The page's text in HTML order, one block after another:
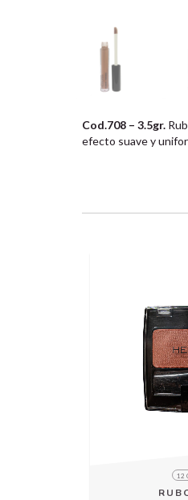
Cod.708 – 3.5gr.
efecto suave y
12